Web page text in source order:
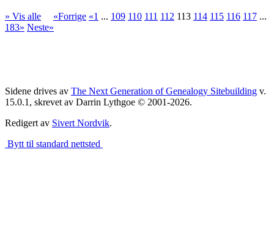
» Vis alle «Forrige «1 ... 109 110 111 112 113 114 115 116 117 ...
183» Neste»
Sidene drives av The Next Generation of Genealogy Sitebuilding v.
15.0.1, skrevet av Darrin Lythgoe © 2001-2026.
Redigert av Sivert Nordvik.
Bytt til standard nettsted